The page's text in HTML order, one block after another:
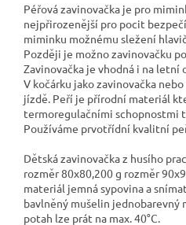
Péřová zavinovačka je pro
nejpřirozenější pro pocit
miminku možnému sležení
Později je možno zavinovačku
Zavinovačka je vhodná i na letní
V kočárku jako zavinovačka
jízdě. Peří je přírodní materiál
termoregulačními schopnostmi
Používáme prvotřídní kvalitní
Dětská zavinovačka z husího
rozměr 80x80,200 g rozměr
materiál jemná sypovina a
bavlněný mušelin jednobarevný
potah lze prát na max. 40°C.